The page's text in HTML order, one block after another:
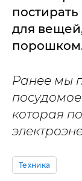
для
Ранее мы
которая
Техника